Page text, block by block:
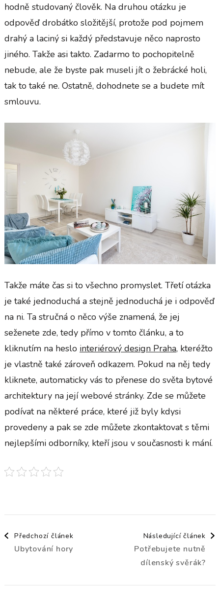
hodně studovaný člověk. Na druhou otázku je
odpověď drobátko složitější, protože pod pojmem
drahý a laciný si každý představuje něco naprosto
jiného. Takže asi takto. Zadarmo to pochopitelně
nebude, ale že byste pak museli jít o žebrácké holi,
tak to také ne. Ostatně, dohodnete se a budete mít
smlouvu.
Takže máte čas si to všechno promyslet. Třetí otázka
je také jednoduchá a stejně jednoduchá je i odpověď
na ni. Ta stručná o něco výše znamená, že jej
seženete zde, tedy přímo v tomto článku, a to
kliknutím na heslo interiérový design Praha, kteréžto
je vlastně také zároveň odkazem. Pokud na něj tedy
kliknete, automaticky vás to přenese do světa bytové
architektury na její webové stránky. Zde se můžete
podívat na některé práce, které již byly kdysi
provedeny a pak se zde můžete zkontaktovat s těmi
nejlepšími odborníky, kteří jsou v současnosti k mání.
Navigace
příspěvku
Předchozí článek
Ubytování hory
Následující článek
Potřebujete nutně
dílenský svěrák?